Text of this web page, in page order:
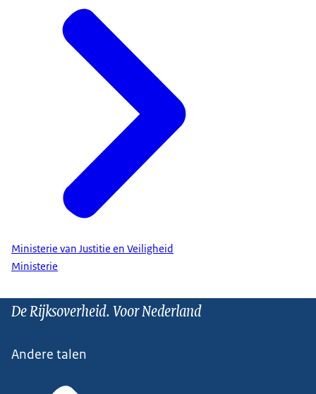
Ministerie van Justitie en Veiligheid
Ministerie
De Rijksoverheid. Voor Nederland
Andere talen